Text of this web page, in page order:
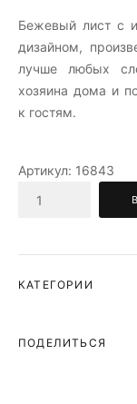
Бежевый лист c
дизайном,
лучше любых
хозяина дома и
к гостям.
Артикул: 16843
КАТЕГОРИИ
ПОДЕЛИТЬСЯ